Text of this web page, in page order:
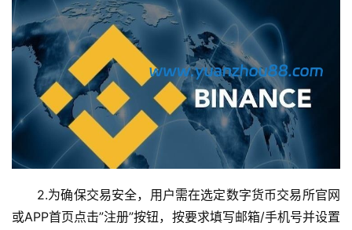
2.为确保交易安全，用户需在选定数字货币交易所官网
或APP首页点击”注册”按钮，按要求填写邮箱/手机号并设置